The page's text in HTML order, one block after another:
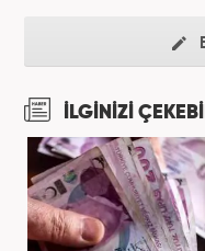
İLGİNİZİ